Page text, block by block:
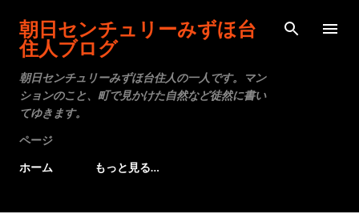
スキップしてメイン コンテンツに移動
朝日センチュリーみずほ台
住人ブログ
朝日センチュリーみずほ台住人の一人です。マン
ションのこと、町で見かけた自然など徒然に書い
てゆきます。
ページ
ホーム
もっと見る…